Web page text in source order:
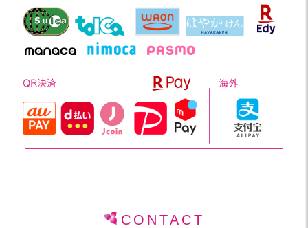
CONTACT